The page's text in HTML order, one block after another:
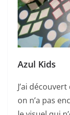
Azul Kids
J’ai
on n’a pas